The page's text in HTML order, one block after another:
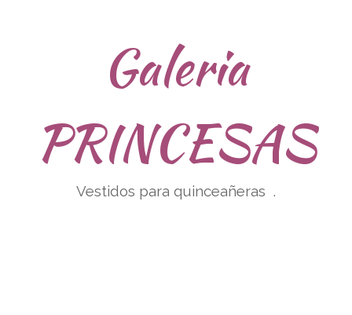
Galeria
PRINCESAS
Vestidos para quinceañeras .